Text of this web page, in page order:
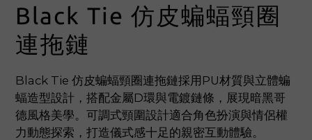
買滿 $1,200 正價貨品減 $120【1200120】| 買滿
$900 正價貨品減 $80！【90080】
Black Tie 仿皮蝙蝠頸圈
連拖鏈
Black Tie 仿皮蝙蝠頸圈連拖鏈採用PU材質與立體蝙
蝠造型設計，搭配金屬D環與電鍍鏈條，展現暗黑哥
德風格美學。可調式頸圍設計適合角色扮演與情侶權
力動態探索，打造儀式感十足的親密互動體驗。